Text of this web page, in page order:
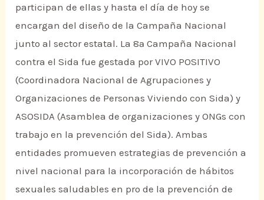
participan de ellas y hasta el día de hoy se
encargan del diseño de la Campaña Nacional
junto al sector estatal. La 8ª Campaña Nacional
contra el Sida fue gestada por VIVO POSITIVO
(Coordinadora Nacional de Agrupaciones y
Organizaciones de Personas Viviendo con Sida) y
ASOSIDA (Asamblea de organizaciones y ONGs con
trabajo en la prevención del Sida). Ambas
entidades promueven estrategias de prevención a
nivel nacional para la incorporación de hábitos
sexuales saludables en pro de la prevención de